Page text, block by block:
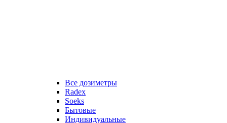
Все дозиметры
Radex
Soeks
Бытовые
Индивидуальные